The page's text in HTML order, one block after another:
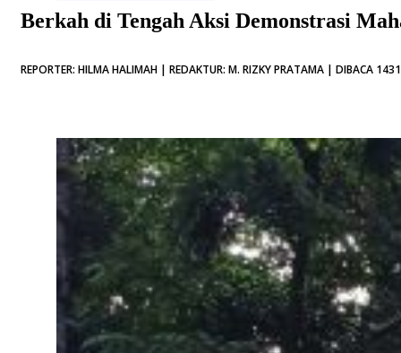
Berkah di Tengah Aksi Demonstrasi
REPORTER: HILMA HALIMAH | REDAKTUR: M. RIZKY PRATAMA | DIBACA